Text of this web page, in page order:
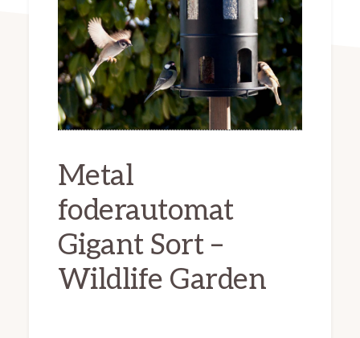
Metal
foderautomat
Gigant Sort –
Wildlife Garden